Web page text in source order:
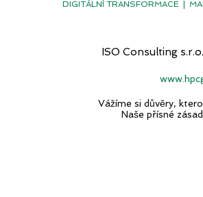
DIGITÁLNÍ TRANSFORMACE |
ISO Consulting
Vážíme si důvěry,
Naše přísné